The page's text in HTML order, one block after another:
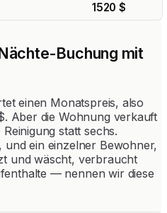
1520 $
Buchung mit
einen Monatspreis, also
Aber die Wohnung verkauft
statt sechs.
und ein einzelner Bewohner,
und wäscht, verbraucht
— nennen wir diese